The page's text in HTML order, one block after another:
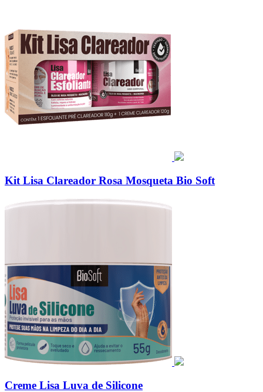
Kit Lisa Clareador Rosa Mosqueta Bio Soft
Creme Lisa Luva de Silicone